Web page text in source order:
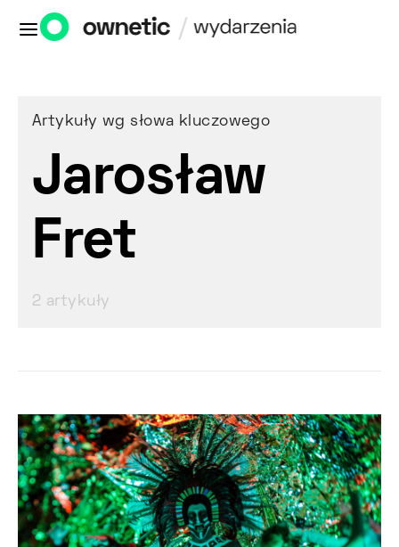
Artykuły wg słowa kluczowego
Jarosław
Fret
2 artykuły